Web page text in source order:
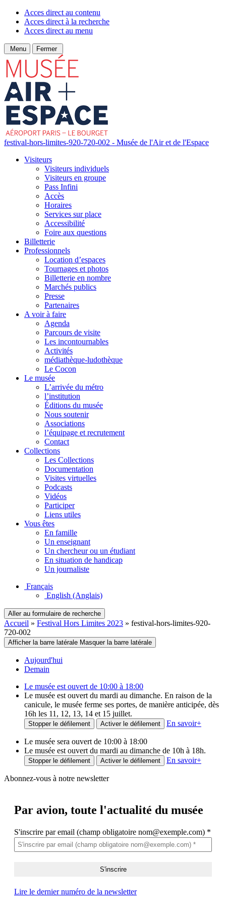
Acces direct au contenu
Acces direct à la recherche
Acces direct au menu
Menu Fermer
festival-hors-limites-920-720-002 - Musée de l'Air et de l'Espace
Visiteurs
Visiteurs individuels
Visiteurs en groupe
Pass Infini
Accès
Horaires
Services sur place
Accessibilité
Foire aux questions
Billetterie
Professionnels
Location d’espaces
Tournages et photos
Billetterie en nombre
Marchés publics
Presse
Partenaires
A voir à faire
Agenda
Parcours de visite
Les incontournables
Activités
médiathèque-ludothèque
Le Cocon
Le musée
L’arrivée du métro
l’institution
Éditions du musée
Nous soutenir
Associations
l’équipage et recrutement
Contact
Collections
Les Collections
Documentation
Visites virtuelles
Podcasts
Vidéos
Participer
Liens utiles
Vous êtes
En famille
Un enseignant
Un chercheur ou un étudiant
En situation de handicap
Un journaliste
Français
English (Anglais)
Aller au formulaire de recherche
Accueil » Festival Hors Limites 2023 » festival-hors-limites-920-
720-002
Afficher la barre latérale Masquer la barre latérale
Aujourd'hui
Demain
Le musée est ouvert de 10:00 à 18:00
Le musée est ouvert du mardi au dimanche. En raison de la
canicule, le musée ferme ses portes, de manière anticipée, dès
16h les 11, 12, 13, 14 et 15 juillet.
Stopper le défilement Activer le défilement En savoir+
Le musée sera ouvert de 10:00 à 18:00
Le musée est ouvert du mardi au dimanche de 10h à 18h.
Stopper le défilement Activer le défilement En savoir+
Abonnez-vous à notre newsletter
Par avion, toute l'actualité du musée
S'inscrire par email (champ obligatoire nom@exemple.com) *
Lire le dernier numéro de la newsletter